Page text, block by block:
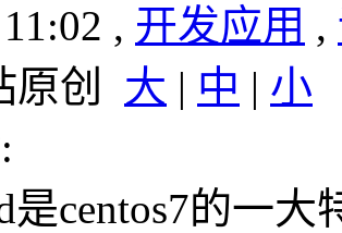
, 开发应用 ,
原创
大 | 中 | 小
是centos7的一